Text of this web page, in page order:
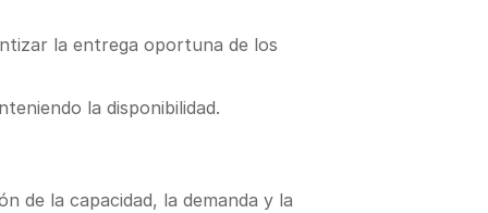
la entrega oportuna de los
la disponibilidad.
de la capacidad, la demanda y la